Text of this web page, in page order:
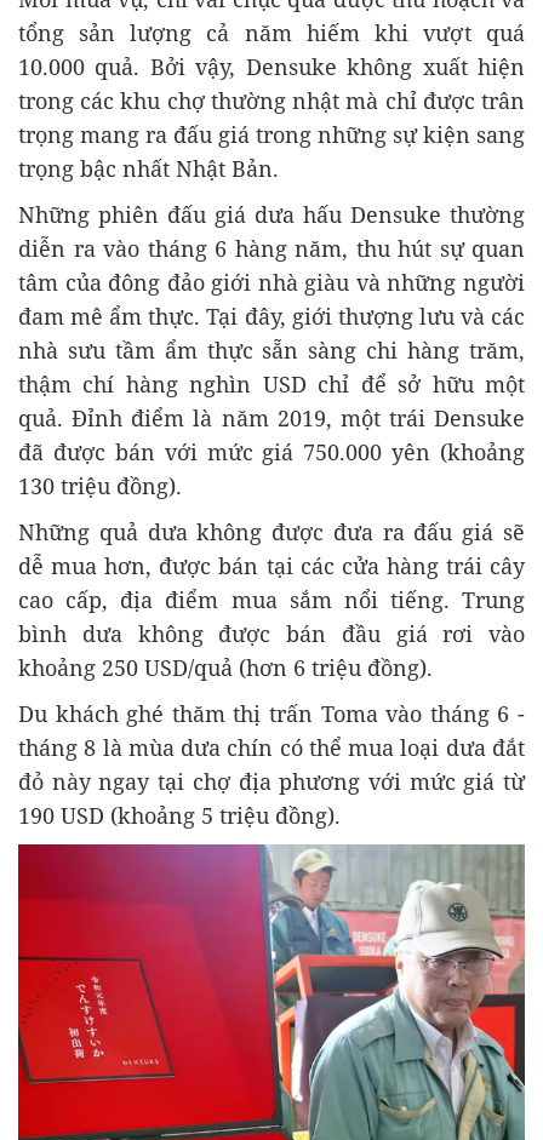
tổng sản lượng cả năm hiếm khi vượt quá
10.000 quả. Bởi vậy, Densuke không xuất hiện
trong các khu chợ thường nhật mà chỉ được trân
trọng mang ra đấu giá trong những sự kiện sang
trọng bậc nhất Nhật Bản.
Những phiên đấu giá dưa hấu Densuke thường
diễn ra vào tháng 6 hàng năm, thu hút sự quan
tâm của đông đảo giới nhà giàu và những người
đam mê ẩm thực. Tại đây, giới thượng lưu và các
nhà sưu tầm ẩm thực sẵn sàng chi hàng trăm,
thậm chí hàng nghìn USD chỉ để sở hữu một
quả. Đỉnh điểm là năm 2019, một trái Densuke
đã được bán với mức giá 750.000 yên (khoảng
130 triệu đồng).
Những quả dưa không được đưa ra đấu giá sẽ
dễ mua hơn, được bán tại các cửa hàng trái cây
cao cấp, địa điểm mua sắm nổi tiếng. Trung
bình dưa không được bán đầu giá rơi vào
khoảng 250 USD/quả (hơn 6 triệu đồng).
tháng 8 là mùa dưa chín có thể mua loại dưa đắt
đỏ này ngay tại chợ địa phương với mức giá từ
190 USD (khoảng 5 triệu đồng).